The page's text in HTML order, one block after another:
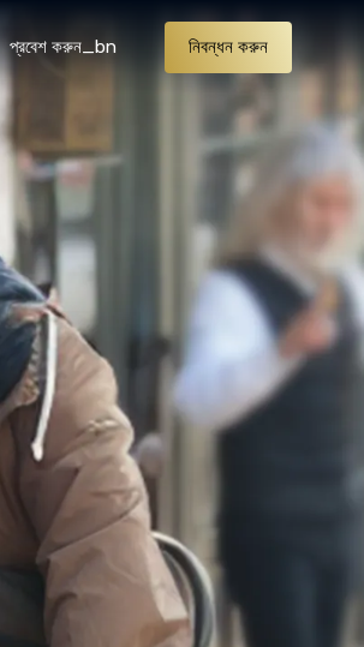
প্রবেশ করুন_bn নিবন্ধন করুন